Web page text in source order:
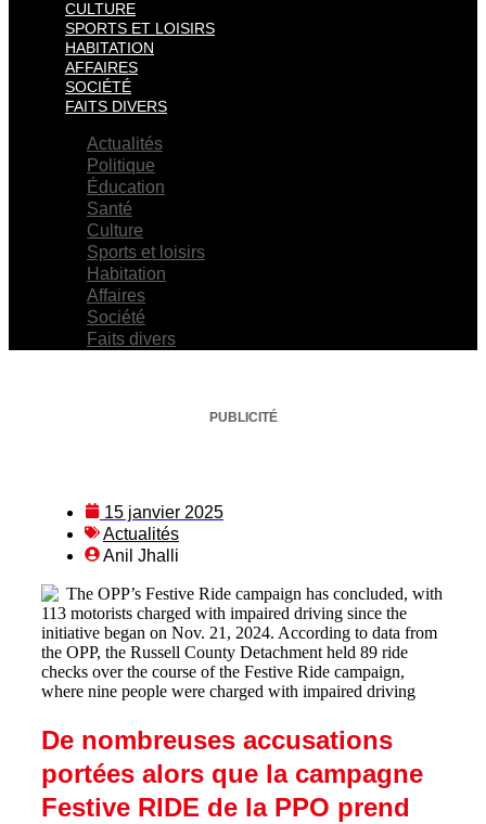
CULTURE
SPORTS ET LOISIRS
HABITATION
AFFAIRES
SOCIÉTÉ
FAITS DIVERS
Actualités
Politique
Éducation
Santé
Culture
Sports et loisirs
Habitation
Affaires
Société
Faits divers
PUBLICITÉ
15 janvier 2025
Actualités
Anil Jhalli
De nombreuses accusations
portées alors que la campagne
Festive RIDE de la PPO prend